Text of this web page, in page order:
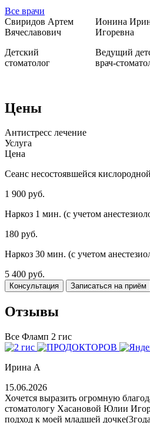
Все врачи
Свиридов Артем
Вячеславович
Детский
стоматолог
Ионина
Игоревна
Ведущий
врач-
Цены
Антистресс лечение
Услуга
Цена
Сеанс несостоявшейся
1 900 руб.
Наркоз 1 мин. (с учетом
180 руб.
Наркоз 30 мин. (с учетом
5 400 руб.
Консультация Записаться на приём
Отзывы
Все Фламп 2 гис
Ирина А
15.06.2026
Хочется выразить огромную
стоматологу Хасановой Юлии
подход к моей младшей